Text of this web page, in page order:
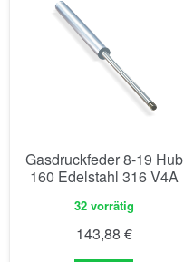
Gasdruckfeder 8-19 Hub
160 Edelstahl 316 V4A
32 vorrätig
143,88 €